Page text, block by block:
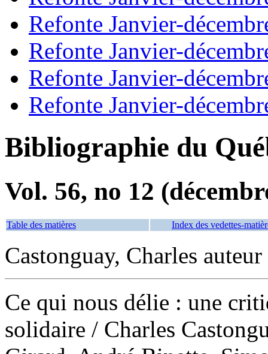
Refonte Janvier-
Refonte Janvier-
Refonte Janvier-
Refonte Janvier-
Bibliographie du
Vol. 56, no 12
Table des matières Index des vedettes-
Castonguay, Charles auteur
Ce qui nous délie : une
solidaire / Charles